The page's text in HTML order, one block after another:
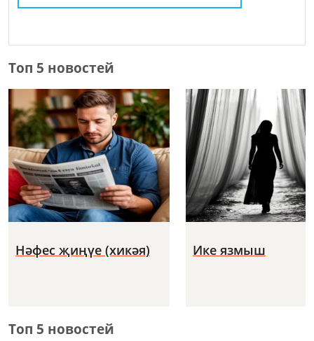
Топ 5 новостей
Нәфес җиңүе (хикәя) Ике язмыш
Топ 5 новостей